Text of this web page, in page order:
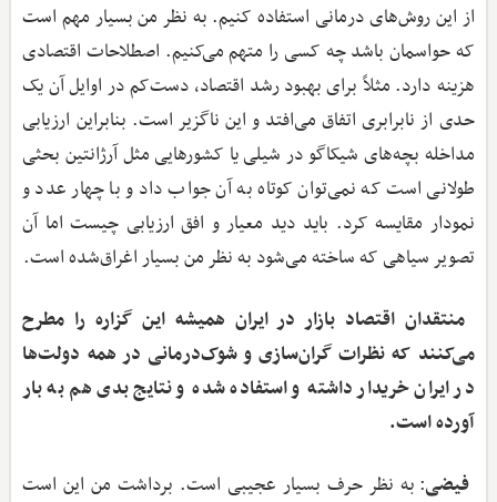
از این روش‌های درمانی استفاده کنیم. به نظر من بسیار مهم است
که حواسمان باشد چه کسی را متهم می‌کنیم. اصطلاحات اقتصادی
هزینه دارد. مثلاً برای بهبود رشد اقتصاد، دست‌کم در اوایل آن یک
حدی از نابرابری اتفاق می‌افتد و این ناگزیر است. بنابراین ارزیابی
مداخله بچه‌های شیکاگو در شیلی یا کشورهایی مثل آرژانتین بحثی
طولانی است که نمی‌توان کوتاه به آن جواب داد و با چهار عدد و
نمودار مقایسه کرد. باید دید معیار و افق ارزیابی چیست اما آن
تصویر سیاهی که ساخته می‌شود به نظر من بسیار اغراق‌شده است.
‌ منتقدان اقتصاد بازار در ایران همیشه این گزاره را مطرح
می‌کنند که نظرات گران‌سازی و شوک‌درمانی در همه دولت‌ها
در ایران خریدار داشته و استفاده شده و نتایج بدی هم به بار
آورده است.
فیضی: به نظر حرف بسیار عجیبی است. برداشت من این است